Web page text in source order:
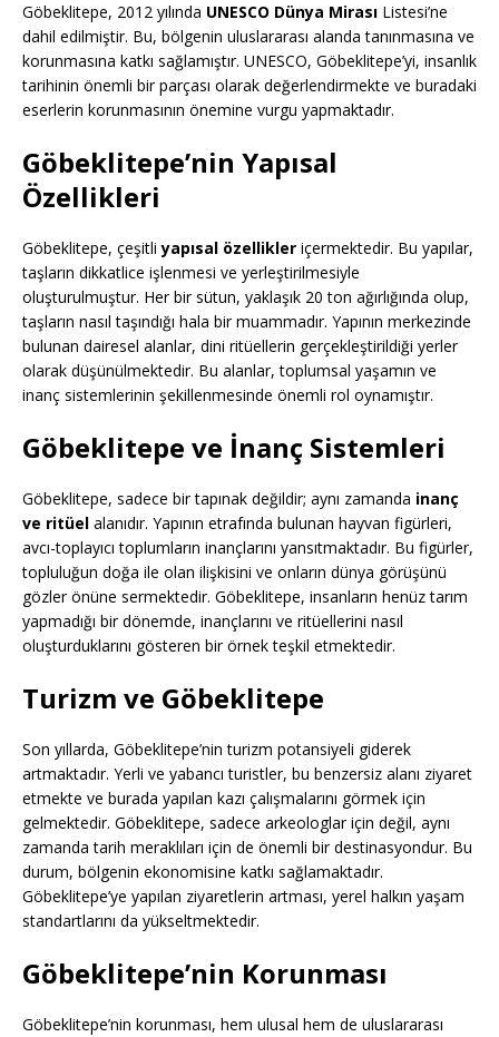
Göbeklitepe, 2012 yılında UNESCO Dünya Mirası Listesi’ne
dahil edilmiştir. Bu, bölgenin uluslararası alanda tanınmasına ve
korunmasına katkı sağlamıştır. UNESCO, Göbeklitepe’yi, insanlık
tarihinin önemli bir parçası olarak değerlendirmekte ve buradaki
eserlerin korunmasının önemine vurgu yapmaktadır.
Göbeklitepe’nin Yapısal
Özellikleri
Göbeklitepe, çeşitliyapısal özellikler içermektedir. Bu yapılar,
taşların dikkatlice işlenmesi ve yerleştirilmesiyle
oluşturulmuştur. Her bir sütun, yaklaşık 20 ton ağırlığında olup,
taşların nasıl taşındığı hala bir muammadır. Yapının merkezinde
bulunan dairesel alanlar, dini ritüellerin gerçekleştirildiği yerler
olarak düşünülmektedir. Bu alanlar, toplumsal yaşamın ve
inanç sistemlerinin şekillenmesinde önemli rol oynamıştır.
Göbeklitepe ve İnanç Sistemleri
Göbeklitepe, sadece bir tapınak değildir; aynı zamanda inanç
ve ritüel alanıdır. Yapının etrafında bulunan hayvan figürleri,
avcı-toplayıcı toplumların inançlarını yansıtmaktadır. Bu figürler,
topluluğun doğa ile olan ilişkisini ve onların dünya görüşünü
gözler önüne sermektedir. Göbeklitepe, insanların henüz tarım
yapmadığı bir dönemde, inançlarını ve ritüellerini nasıl
oluşturduklarını gösteren bir örnek teşkil etmektedir.
Turizm ve Göbeklitepe
Son yıllarda, Göbeklitepe’nin turizm potansiyeli giderek
artmaktadır. Yerli ve yabancı turistler, bu benzersiz alanı ziyaret
etmekte ve burada yapılan kazı çalışmalarını görmek için
gelmektedir. Göbeklitepe, sadece arkeologlar için değil, aynı
zamanda tarih meraklıları için de önemli bir destinasyondur. Bu
durum, bölgenin ekonomisine katkı sağlamaktadır.
Göbeklitepe’ye yapılan ziyaretlerin artması, yerel halkın yaşam
standartlarını da yükseltmektedir.
Göbeklitepe’nin Korunması
Göbeklitepe’nin korunması, hem ulusal hem de uluslararası